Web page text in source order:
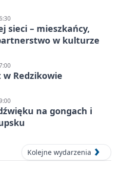
sieci – mieszkańcy,
w kulturze
Redzikowie
na gongach i
Kolejne wydarzenia